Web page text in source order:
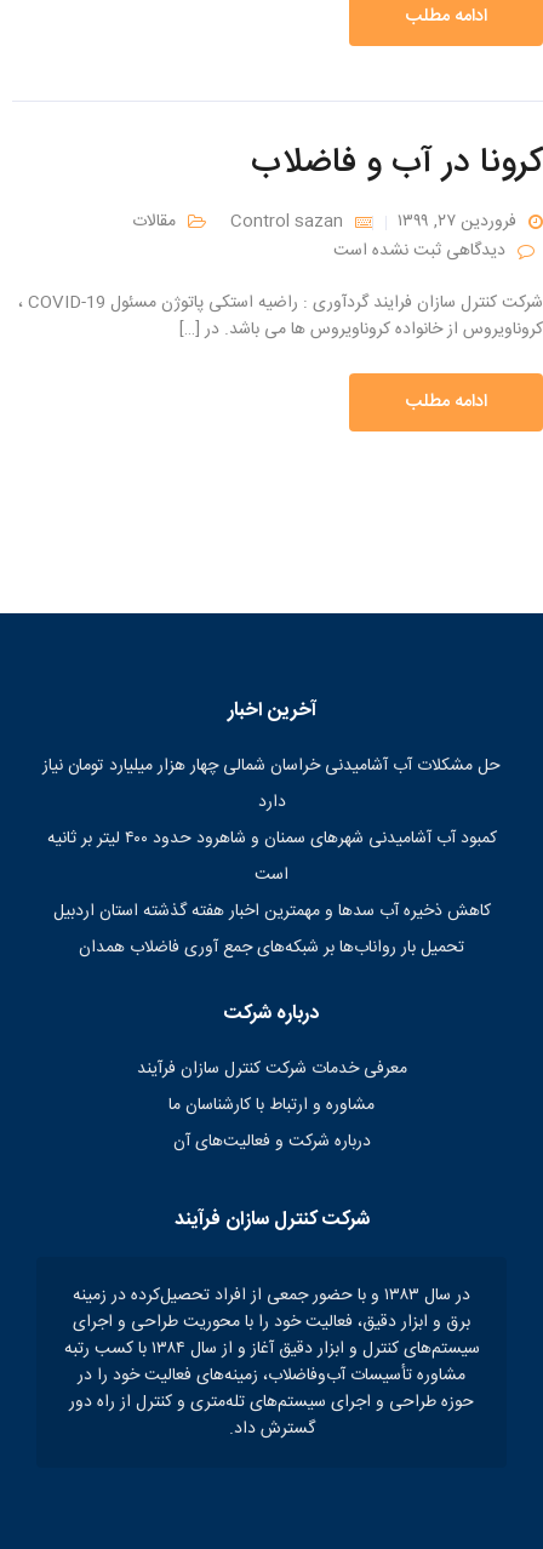
ادامه مطلب
کرونا در آب و فاضلاب
فروردین ۲۷, ۱۳۹۹ Control sazan
مقالات
دیدگاهی ثبت نشده است
شرکت کنترل سازان فرایند گردآوری : راضیه استکی پاتوژن مسئول COVID-19 ،
کروناویروس از خانواده کروناویروس ها می باشد. در […]
ادامه مطلب
آخرین اخبار
حل مشکلات آب آشامیدنی خراسان شمالی چهار هزار میلیارد تومان نیاز
دارد
کمبود آب آشامیدنی شهرهای سمنان و شاهرود حدود ۴۰۰ لیتر بر ثانیه
است
کاهش ذخیره آب سدها و مهمترین اخبار هفته گذشته استان اردبیل
تحمیل بار رواناب‌ها بر شبکه‌های جمع آوری فاضلاب همدان
درباره شرکت
معرفی خدمات شرکت کنترل سازان فرآیند
مشاوره و ارتباط با کارشناسان ما
درباره شرکت و فعالیت‌های آن
شرکت کنترل سازان فرآیند
در سال ۱۳۸۳ و با حضور جمعی از افراد تحصیل‌کرده در زمینه
برق و ابزار دقیق، فعالیت خود را با محوریت طراحی و اجرای
سیستم‌های کنترل و ابزار دقیق آغاز و از سال ۱۳۸۴ با کسب رتبه
مشاوره تأسیسات آب‌و‌فاضلاب، زمینه‌های فعالیت خود را در
حوزه طراحی و اجرای سیستم‌های تله‌متری و کنترل از راه دور
گسترش داد.